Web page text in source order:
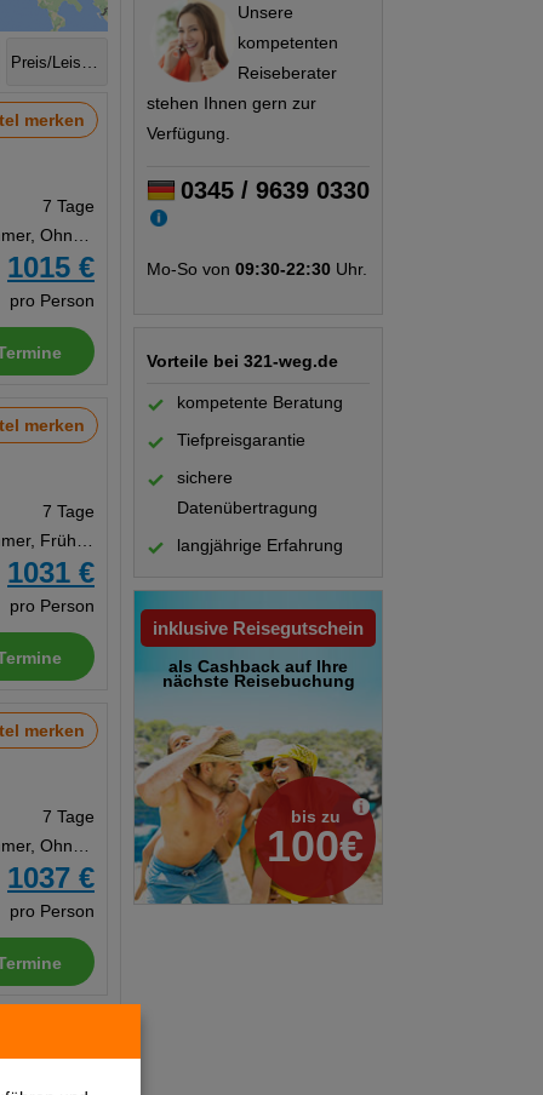
Unsere
kompetenten
Reiseberater
stehen Ihnen gern zur
Verfügung.
0345 / 9639 0330
Mo-So von 09:30-22:30 Uhr.
Vorteile bei 321-weg.de
kompetente Beratung
Tiefpreisgarantie
sichere
Datenübertragung
langjährige Erfahrung
inklusive Reisegutschein
als Cashback auf Ihre
nächste Reisebuchung
bis zu
100€
Preis/Leistung
merken
7 Tage
Doppelzimmer, Ohne Verpflegung
1015 €
pro Person
merken
7 Tage
Doppelzimmer, Frühstück
1031 €
pro Person
merken
7 Tage
Doppelzimmer, Ohne Verpflegung
1037 €
pro Person